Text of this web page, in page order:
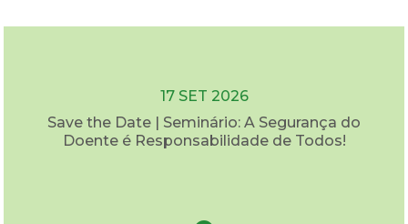
17 SET 2026
Save the Date | Seminário: A Segurança do
Doente é Responsabilidade de Todos!